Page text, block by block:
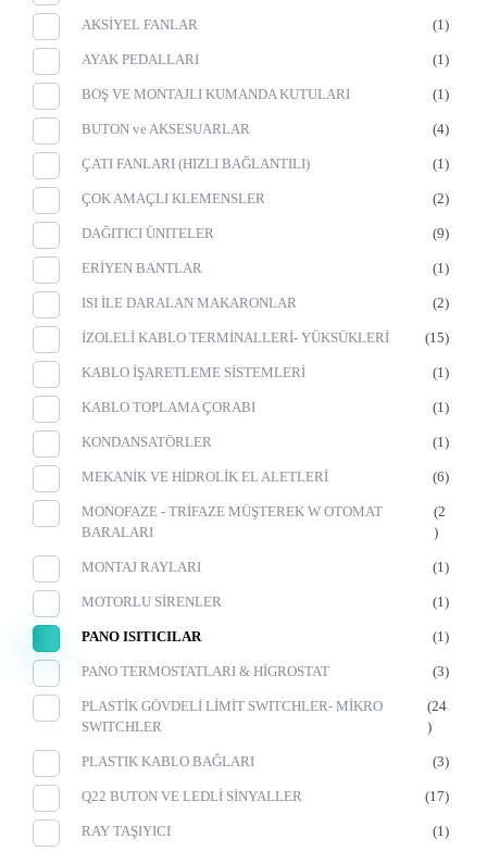
AKSİYEL FANLAR (1)
AYAK PEDALLARI (1)
BOŞ VE MONTAJLI KUMANDA KUTULARI (1)
BUTON ve AKSESUARLAR (4)
ÇATI FANLARI (HIZLI BAĞLANTILI) (1)
ÇOK AMAÇLI KLEMENSLER (2)
DAĞITICI ÜNITELER (9)
ERİYEN BANTLAR (1)
ISI İLE DARALAN MAKARONLAR (2)
İZOLELİ KABLO TERMİNALLERİ- YÜKSÜKLERİ (15)
KABLO İŞARETLEME SİSTEMLERİ (1)
KABLO TOPLAMA ÇORABI (1)
KONDANSATÖRLER (1)
MEKANİK VE HİDROLİK EL ALETLERİ (6)
MONOFAZE - TRİFAZE MÜŞTEREK W OTOMAT
BARALARI
(2
)
MONTAJ RAYLARI (1)
MOTORLU SİRENLER (1)
PANO ISITICILAR (1)
PANO TERMOSTATLARI & HİGROSTAT (3)
PLASTİK GÖVDELİ LİMİT SWITCHLER- MİKRO
SWITCHLER
(24
)
PLASTIK KABLO BAĞLARI (3)
Q22 BUTON VE LEDLİ SİNYALLER (17)
RAY TAŞIYICI (1)